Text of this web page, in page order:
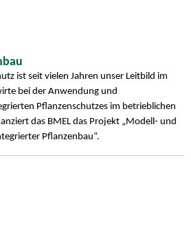
ist seit vielen Jahren unser Leitbild im
bei der Anwendung und
Pflanzenschutzes im betrieblichen
das BMEL das Projekt „Modell- und
Pflanzenbau“.